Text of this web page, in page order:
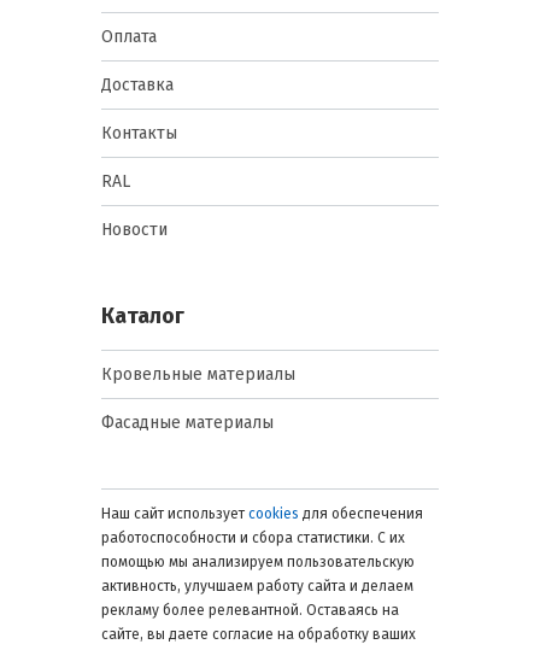
Оплата
Доставка
Контакты
RAL
Новости
Каталог
Кровельные материалы
Фасадные материалы
Наш сайт использует cookies для обеспечения
работоспособности и сбора статистики. С их
помощью мы анализируем пользовательскую
активность, улучшаем работу сайта и делаем
рекламу более релевантной. Оставаясь на
сайте, вы даете согласие на обработку ваших